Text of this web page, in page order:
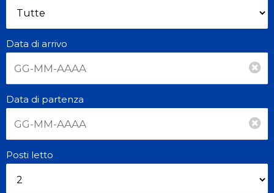
Data di arrivo
Data di partenza
Posti letto